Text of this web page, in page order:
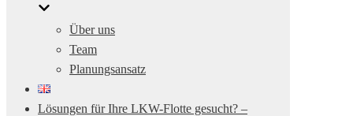
Über uns
Team
Planungsansatz
Lösungen für Ihre LKW-Flotte gesucht? –